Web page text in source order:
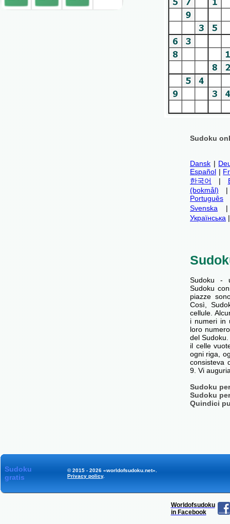
Sudoku
Dansk |
Español |
한국어
|
(bokmål)
Português
Svenska
Українська
Sudoku -
Sudoku
piazze
Così,
cellule.
i numeri in
loro
del
il celle
ogni riga,
consisteva
9. Vi
Sudoku
Sudoku
Quindici
Sudoku
gratis
© 2015 - 2026 «worldofsudoku.net».
Privacy policy.
Worldofsudoku
in Facebook